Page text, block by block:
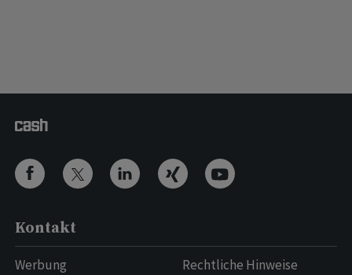
Kontakt
Werbung
Rechtliche Hinweise